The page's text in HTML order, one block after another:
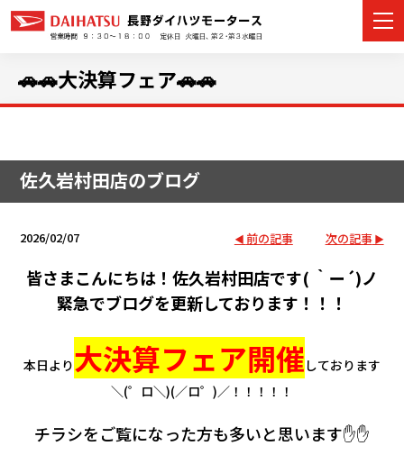
店舗情報
イベント・キャンペーン
アフターサポート
🚗🚗大決算フェア🚗🚗
佐久岩村田店のブログ
2026/02/07 前の記事 次の記事
皆さまこんにちは！佐久岩村田店です( ｀ー´)ノ
緊急でブログを更新しております！！！
本日より大決算フェア開催 しております
＼(゜ロ＼)(／ロ゜)／！！！！！
チラシをご覧になった方も多いと思います✋✋